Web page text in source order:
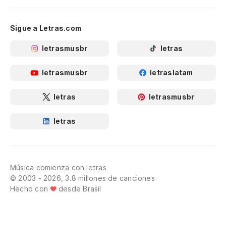
Sigue a Letras.com
letrasmusbr letras
letrasmusbr letraslatam
letras letrasmusbr
letras
Música comienza con letras
© 2003 - 2026, 3.8 millones de canciones
Hecho con
desde Brasil